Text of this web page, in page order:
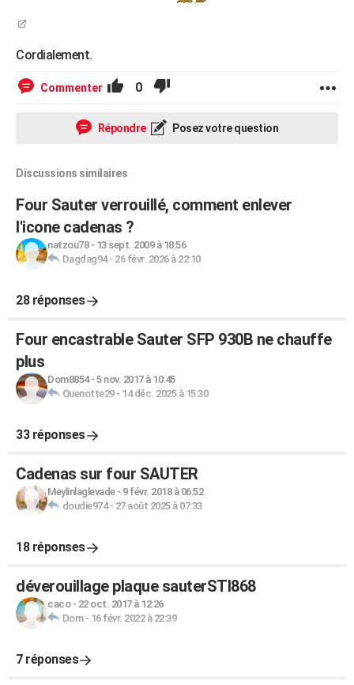
Cordialement.
Commenter 0
Répondre Posez votre question
Discussions similaires
Four Sauter verrouillé, comment enlever
l'icone cadenas ?
natzou78- 13 sept. 2009 à 18:56
Dagdag94- 26 févr. 2026 à 22:10
28 réponses
Four encastrable Sauter SFP 930B ne chauffe
plus
Dom8854- 5 nov. 2017 à 10:45
Quenotte29- 14 déc. 2025 à 15:30
33 réponses
Cadenas sur four SAUTER
Meylinlaglevade- 9 févr. 2018 à 06:52
doudie974- 27 août 2025 à 07:33
18 réponses
déverouillage plaque sauterSTI868
caco- 22 oct. 2017 à 12:26
Dom- 16 févr. 2022 à 22:39
7 réponses